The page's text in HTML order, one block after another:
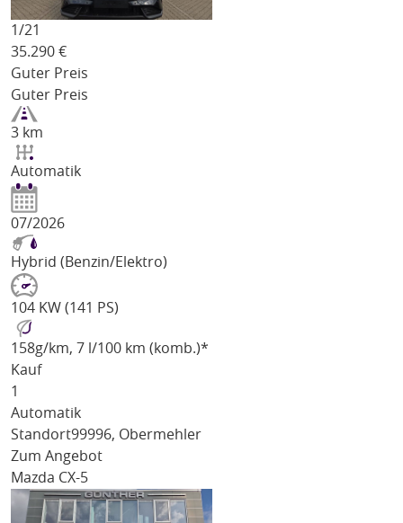
1/21
35.290 €
Guter Preis
Guter Preis
3 km
Automatik
07/2026
Hybrid (Benzin/Elektro)
104 KW (141 PS)
158g/km, 7 l/100 km (komb.)*
Kauf
1
Automatik
Standort99996, Obermehler
Zum Angebot
Mazda CX-5